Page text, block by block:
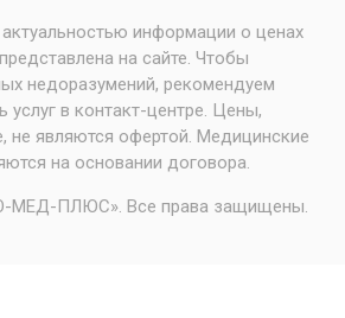
информации о ценах
на сайте. Чтобы
недоразумений, рекомендуем
услуг в контакт-центре. Цены,
не являются офертой. Медицинские
на основании договора.
МЕД-ПЛЮС». Все права защищены.